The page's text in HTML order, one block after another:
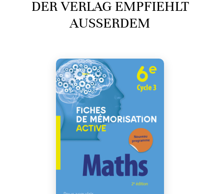
DER VERLAG EMPFIEHLT
AUSSERDEM